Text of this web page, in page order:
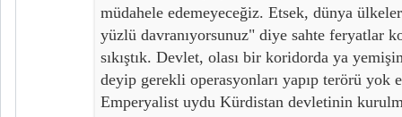
müdahele edemeyeceğiz. Etsek, dünya
yüzlü davranıyorsunuz" diye sahte feryatlar
sıkıştık. Devlet, olası bir koridorda ya
deyip gerekli operasyonları yapıp terörü yok
Emperyalist uydu Kürdistan devletinin